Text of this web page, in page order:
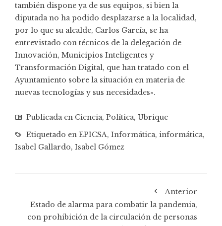
también dispone ya de sus equipos, si bien la
diputada no ha podido desplazarse a la localidad,
por lo que su alcalde, Carlos García, se ha
entrevistado con técnicos de la delegación de
Innovación, Municipios Inteligentes y
Transformación Digital, que han tratado con el
Ayuntamiento sobre la situación en materia de
nuevas tecnologías y sus necesidades».
Publicada en Ciencia, Política, Ubrique
Etiquetado en EPICSA, Informática, informática,
Isabel Gallardo, Isabel Gómez
Anterior
Estado de alarma para combatir la pandemia,
con prohibición de la circulación de personas